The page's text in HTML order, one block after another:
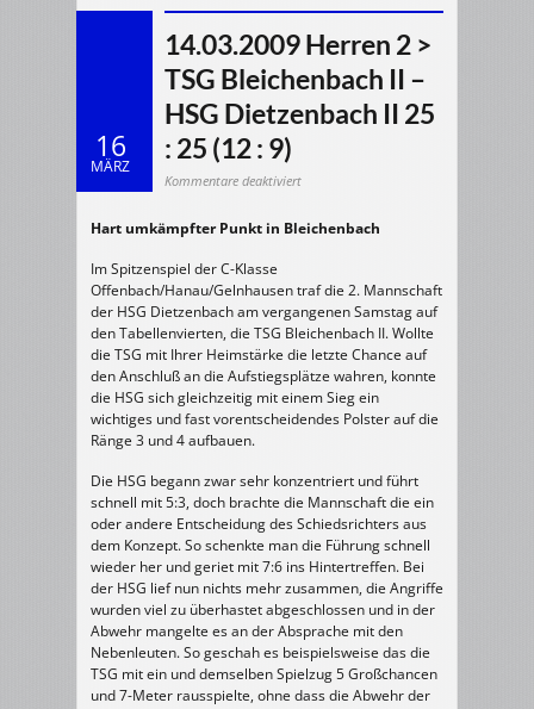
16
MÄRZ
14.03.2009 Herren 2 >
TSG Bleichenbach II –
HSG Dietzenbach II 25
: 25 (12 : 9)
Kommentare deaktiviertfür
>
TSG
HSG
Dietzenbach
II
25
:
25
(12
:
9)
Hart umkämpfter Punkt in Bleichenbach
Im Spitzenspiel der C-Klasse
Offenbach/Hanau/Gelnhausen traf die 2. Mannschaft
der HSG Dietzenbach am vergangenen Samstag auf
den Tabellenvierten, die TSG Bleichenbach II. Wollte
die TSG mit Ihrer Heimstärke die letzte Chance auf
den Anschluß an die Aufstiegsplätze wahren, konnte
die HSG sich gleichzeitig mit einem Sieg ein
wichtiges und fast vorentscheidendes Polster auf die
Ränge 3 und 4 aufbauen.
Die HSG begann zwar sehr konzentriert und führt
schnell mit 5:3, doch brachte die Mannschaft die ein
oder andere Entscheidung des Schiedsrichters aus
dem Konzept. So schenkte man die Führung schnell
wieder her und geriet mit 7:6 ins Hintertreffen. Bei
der HSG lief nun nichts mehr zusammen, die Angriffe
wurden viel zu überhastet abgeschlossen und in der
Abwehr mangelte es an der Absprache mit den
Nebenleuten. So geschah es beispielsweise das die
TSG mit ein und demselben Spielzug 5 Großchancen
und 7-Meter rausspielte, ohne dass die Abwehr der